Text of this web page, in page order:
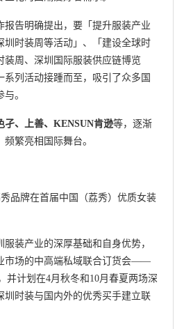
报告明确提出，要「提升服装产业
圳时装周等活动」、「建设全球时
装周、深圳国际服装供应链博览
列活动接踵而至，吸引了众多国
。
孑、上善、KENSUN肯逊等，逐渐
繁亮相国际舞台。
品牌在首届中国（荔秀）优质女装
装产业的深厚基础和自身优势，
市场的中高端私域联合订货会——
并计划在4月秋冬和10月春夏两场深
圳时装与国内外的优秀买手建立联